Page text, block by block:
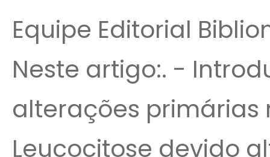
Equipe Editorial
Neste artigo:. -
alterações primárias
Leucocitose devido